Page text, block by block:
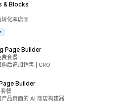
& Blocks
化率店面
Page Builder
费套餐
后追加销售 | CRO
Builder
餐
品页面的 AI 商店构建器